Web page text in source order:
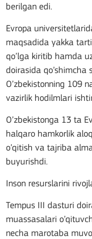
berilgan edi.
Evropa
maqsadida yakka
qo’lga kiritib hamda
doirasida qo’shimcha
O’zbekistonning 109
vazirlik hodilmlari
O’zbekistonga 13 ta
halqaro hamkorlik
o’qitish va tajriba
buyurishdi.
Inson resurslarini
Tempus III dasturi
muassasalari
necha marotaba